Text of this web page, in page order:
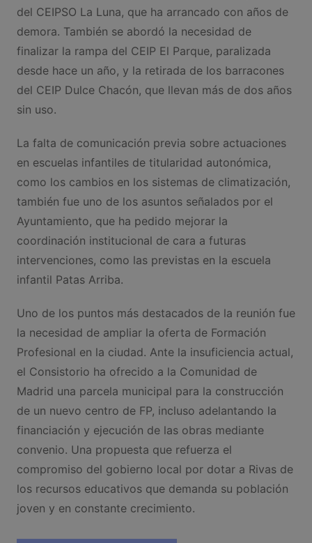
del CEIPSO La Luna, que ha arrancado con años de
demora. También se abordó la necesidad de
finalizar la rampa del CEIP El Parque, paralizada
desde hace un año, y la retirada de los barracones
del CEIP Dulce Chacón, que llevan más de dos años
sin uso.
La falta de comunicación previa sobre actuaciones
en escuelas infantiles de titularidad autonómica,
como los cambios en los sistemas de climatización,
también fue uno de los asuntos señalados por el
Ayuntamiento, que ha pedido mejorar la
coordinación institucional de cara a futuras
intervenciones, como las previstas en la escuela
infantil Patas Arriba.
Uno de los puntos más destacados de la reunión fue
la necesidad de ampliar la oferta de Formación
Profesional en la ciudad. Ante la insuficiencia actual,
el Consistorio ha ofrecido a la Comunidad de
Madrid una parcela municipal para la construcción
de un nuevo centro de FP, incluso adelantando la
financiación y ejecución de las obras mediante
convenio. Una propuesta que refuerza el
compromiso del gobierno local por dotar a Rivas de
los recursos educativos que demanda su población
joven y en constante crecimiento.